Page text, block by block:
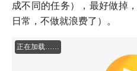
成不同的任务），最好做掉
日常，不做就浪费了）。
正在加载100%